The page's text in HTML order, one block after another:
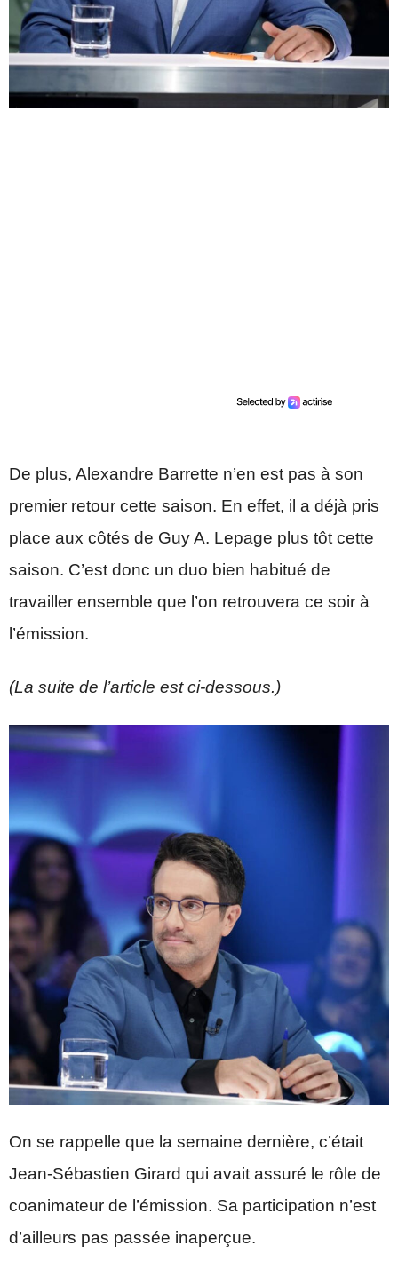
De plus, Alexandre Barrette n’en est pas à son
premier retour cette saison. En effet, il a déjà pris
place aux côtés de Guy A. Lepage plus tôt cette
saison. C’est donc un duo bien habitué de
travailler ensemble que l’on retrouvera ce soir à
l’émission.
(La suite de l’article est ci-dessous.)
On se rappelle que la semaine dernière, c’était
Jean-Sébastien Girard qui avait assuré le rôle de
coanimateur de l’émission. Sa participation n’est
d’ailleurs pas passée inaperçue.